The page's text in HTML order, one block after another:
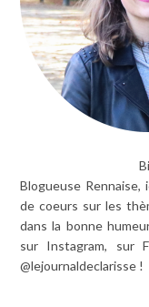
Blogueuse
de coeurs sur les
dans la bonne
sur Instagram, sur
@lejournaldeclarisse !